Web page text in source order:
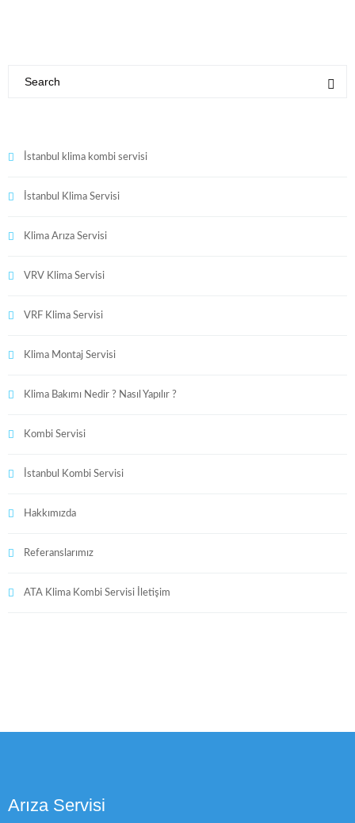
İstanbul klima kombi servisi
İstanbul Klima Servisi
Klima Arıza Servisi
VRV Klima Servisi
VRF Klima Servisi
Klima Montaj Servisi
Klima Bakımı Nedir ? Nasıl Yapılır ?
Kombi Servisi
İstanbul Kombi Servisi
Hakkımızda
Referanslarımız
ATA Klima Kombi Servisi İletişim
Arıza Servisi